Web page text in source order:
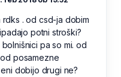
. od csd-ja dobim
potni stroški?
pa so mi. od
posamezne
dobijo drugi ne?